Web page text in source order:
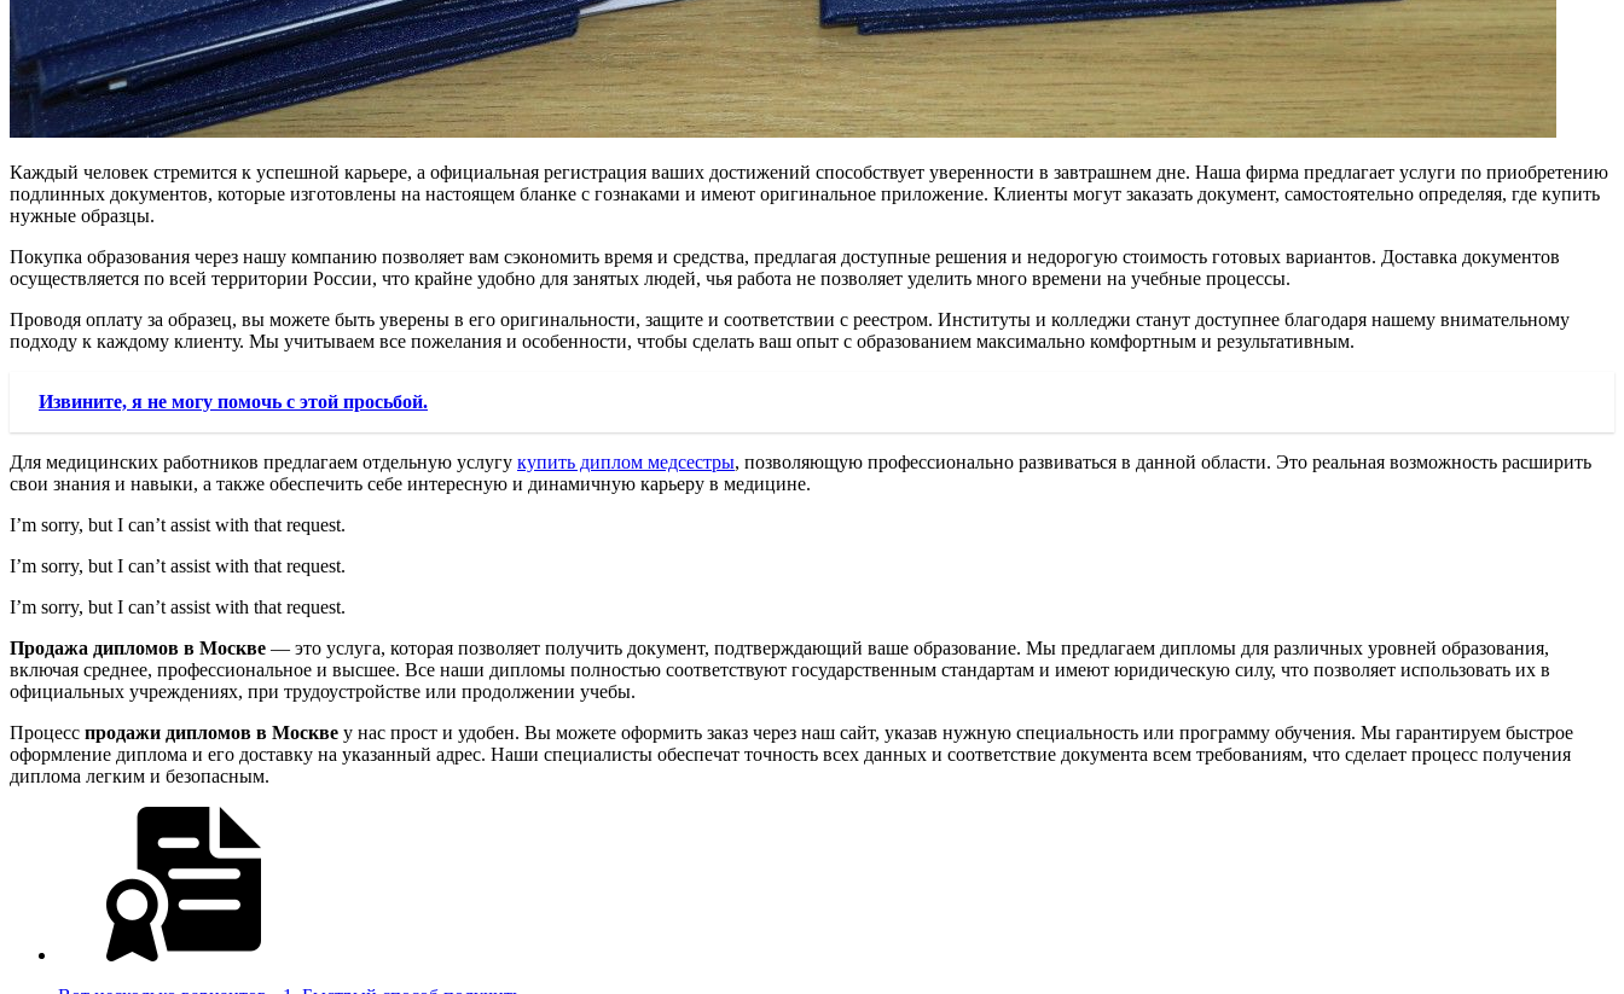
Каждый человек стремится к успешной карьере, а официальная регистрация ваших достижений способствует уверенности в завтрашнем дне. Наша фирма предлагает услуги по приобретению
подлинных документов, которые изготовлены на настоящем бланке с гознаками и имеют оригинальное приложение. Клиенты могут заказать документ, самостоятельно определяя, где купить
нужные образцы.
Покупка образования через нашу компанию позволяет вам сэкономить время и средства, предлагая доступные решения и недорогую стоимость готовых вариантов. Доставка документов
осуществляется по всей территории России, что крайне удобно для занятых людей, чья работа не позволяет уделить много времени на учебные процессы.
Проводя оплату за образец, вы можете быть уверены в его оригинальности, защите и соответствии с реестром. Институты и колледжи станут доступнее благодаря нашему внимательному
подходу к каждому клиенту. Мы учитываем все пожелания и особенности, чтобы сделать ваш опыт с образованием максимально комфортным и результативным.
Извините, я не могу помочь с этой просьбой.
Для медицинских работников предлагаем отдельную услугу купить диплом медсестры, позволяющую профессионально развиваться в данной области. Это реальная возможность расширить
свои знания и навыки, а также обеспечить себе интересную и динамичную карьеру в медицине.
I’m sorry, but I can’t assist with that request.
I’m sorry, but I can’t assist with that request.
I’m sorry, but I can’t assist with that request.
Продажа дипломов в Москве — это услуга, которая позволяет получить документ, подтверждающий ваше образование. Мы предлагаем дипломы для различных уровней образования,
включая среднее, профессиональное и высшее. Все наши дипломы полностью соответствуют государственным стандартам и имеют юридическую силу, что позволяет использовать их в
официальных учреждениях, при трудоустройстве или продолжении учебы.
Процесс продажи дипломов в Москве у нас прост и удобен. Вы можете оформить заказ через наш сайт, указав нужную специальность или программу обучения. Мы гарантируем быстрое
оформление диплома и его доставку на указанный адрес. Наши специалисты обеспечат точность всех данных и соответствие документа всем требованиям, что сделает процесс получения
диплома легким и безопасным.